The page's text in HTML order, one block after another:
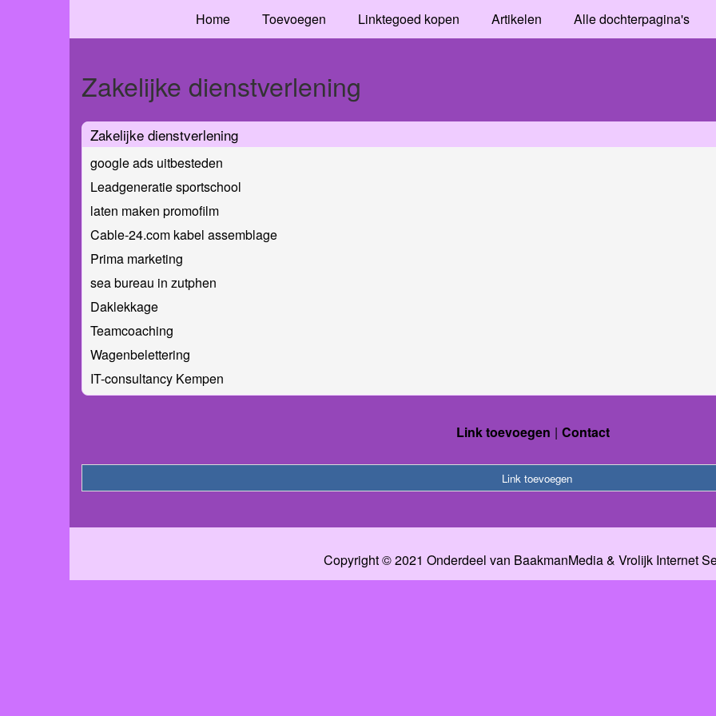
Home Toevoegen Linktegoed kopen Artikelen Alle dochterpagina's
Zakelijke dienstverlening
Zakelijke dienstverlening
google ads uitbesteden
Leadgeneratie sportschool
laten maken promofilm
Cable-24.com kabel assemblage
Prima marketing
sea bureau in zutphen
Daklekkage
Teamcoaching
Wagenbelettering
IT-consultancy Kempen
Link toevoegen Contact
Link toevoegen
Copyright © 2021 Onderdeel van BaakmanMedia& Vrolijk Internet